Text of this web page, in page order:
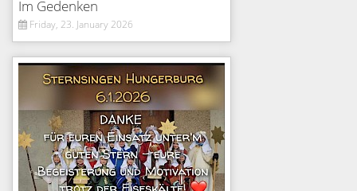
Im Gedenken
Friday, 23. January 2026